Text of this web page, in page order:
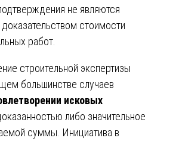
не являются
стоимости
работ.
строительной экспертизы
большинстве случаев
исковых
либо значительное
суммы. Инициатива в